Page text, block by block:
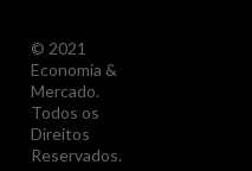
© 2021
Economia &
Mercado.
Todos os
Direitos
Reservados.